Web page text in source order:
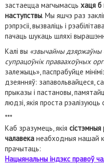
застаецца магчымасць хаця б
наступствы. Мы яшчэ раз
рэпрэсіі, вызваліць і
пачаць шукаць шляхі
Калі вы «звычайны дзяржаўны
супрацоўнік праваахоўных
залежыць», паспрабуйце
дзеянняў: запавольвайцеся,
прыказы і пастановы,
людзі, якія проста рэалізуюць
***
Каб зразумець, якія
чалавека неабходныя нашай
прачытаць:
Нацыянальны індэкс правоў